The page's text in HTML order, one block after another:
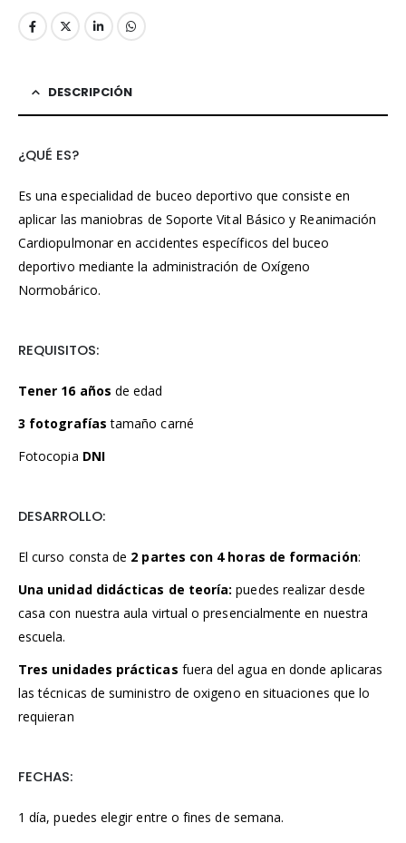
DESCRIPCIÓN
¿QUÉ ES?
Es una especialidad de buceo deportivo que consiste en
aplicar las maniobras de Soporte Vital Básico y Reanimación
Cardiopulmonar en accidentes específicos del buceo
deportivo mediante la administración de Oxígeno
Normobárico.
REQUISITOS:
Tener 16 años de edad
3 fotografías tamaño carné
Fotocopia DNI
DESARROLLO:
El curso consta de 2 partes con 4 horas de formación:
Una unidad didácticas de teoría: puedes realizar desde
casa con nuestra aula virtual o presencialmente en nuestra
escuela.
Tres unidades prácticas fuera del agua en donde aplicaras
las técnicas de suministro de oxigeno en situaciones que lo
requieran
FECHAS:
1 día, puedes elegir entre o fines de semana.